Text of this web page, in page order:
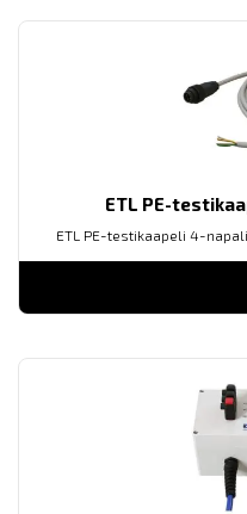
ETL PE-
ETL PE-testikaapeli 4-